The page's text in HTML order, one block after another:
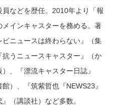
員などを歴任。2010年より「報
メインキャスターを務める。著
ビニュースは終わらない』（集
抗うニュースキャスター』（か
）、『漂流キャスター日誌』
館）、『筑紫哲也『NEWS23』
』（講談社）など多数。